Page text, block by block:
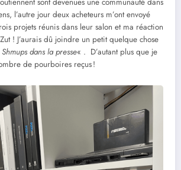
l’autre jour deux acheteurs m’ont envoyé
projets réunis dans leur salon et ma réaction
! J’aurais dû joindre un petit quelque chose
Shmups dans la presse« . D’autant plus que je
de pourboires reçus !